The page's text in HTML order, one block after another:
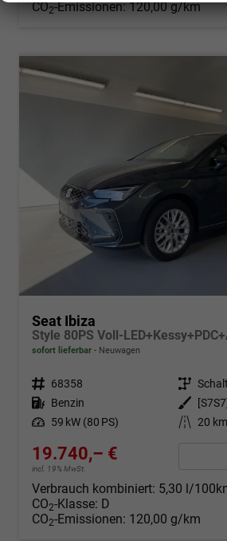
CO2-Emissionen:120,00 g/km
Seat Ibiza
sofort lieferbar Neuwagen
Fahrzeugnr. 68358 Getriebe
Kraftstoff Benzin Außenfarbe
Leistung 59 kW (80 PS) Kilometerstand 20 km
19.740,– €
incl. 19% MwSt.
Verbrauch kombiniert: 5,30 l/
CO2-Klasse: D
CO2-Emissionen: 120,00 g/km